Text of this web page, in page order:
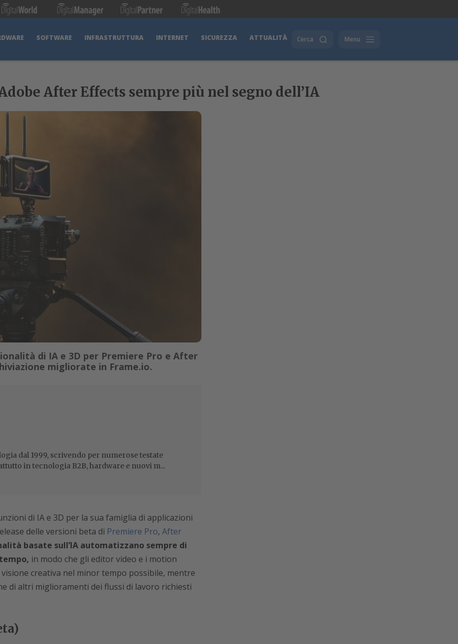
SOFTWARE INFRASTRUTTURA INTERNET SICUREZZA ATTUALITÀ Cerca Menu
After Effects sempre più nel segno dell’IA
di IA e 3D per Premiere Pro e After
migliorate in Frame.io.
dal 1999, scrivendo per numerose testate
in tecnologia B2B, hardware e nuovi m...
di IA e 3D per la sua famiglia di applicazioni
delle versioni beta di Premiere Pro, After
basate sull’IA automatizzano sempre di
in modo che gli editor video e i motion
creativa nel minor tempo possibile, mentre
di altri miglioramenti dei flussi di lavoro richiesti